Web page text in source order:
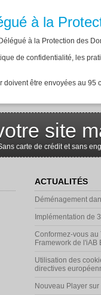
à la
à la Protection des
de confidentialité, les
être envoyées au
site
carte de crédit et sans
ACTUALITÉS
Déménagement
Implémentation de
Conformez-vous
Framework de l'iAB
Utilisation des
directives
Nouveau Player sur